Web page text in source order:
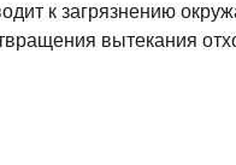
к загрязнению
вытекания